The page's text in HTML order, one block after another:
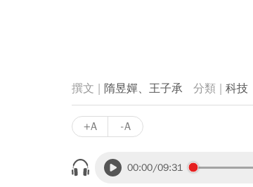
隋昱嬋、王子承 科技
+A -A
00:00/09:31